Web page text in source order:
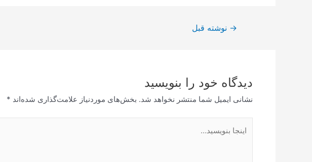
→ نوشته قبل
دیدگاه‌ خود را بنویسید
نشانی ایمیل شما منتشر نخواهد شد. بخش‌های موردنیاز علامت‌گذاری شده‌اند *